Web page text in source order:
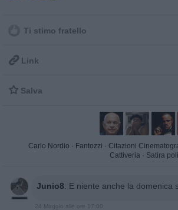
Ti stimo fratello
 Link
 Salva
Carlo Nordio · Fantozzi · Citazioni
Cattiveria · Satira
Junio8: E niente anche la domenica
24 Maggio alle ore 17:00